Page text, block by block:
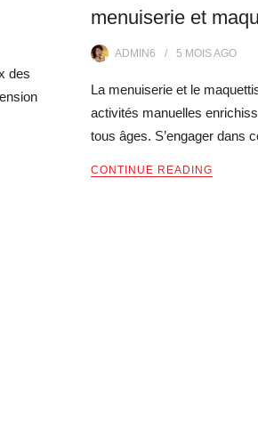
des
menuiserie et
ADMIN6 5 MOISAGO
La menuiserie et le
activités manuelles
tous âges. S’engager dans
CONTINUE READING